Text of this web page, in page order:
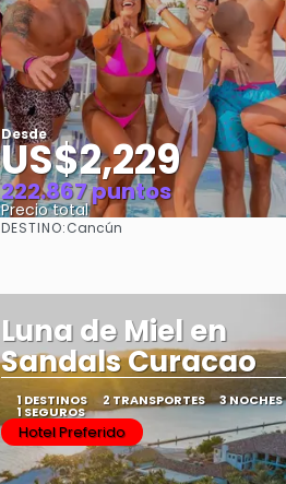
Desde
US$2,229
222.867 puntos
Precio total
DESTINO:Cancún
Luna de Miel en
Sandals Curacao
1 DESTINOS 2 TRANSPORTES 3 NOCHES
1 SEGUROS
Hotel Preferido